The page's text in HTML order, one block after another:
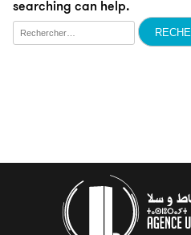
searching can help.
Rechercher :